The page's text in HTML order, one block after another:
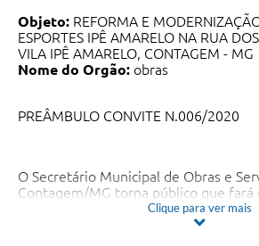
Objeto: REFORMA E
ESPORTES IPÊ AMARELO NA RUA
VILA IPÊ AMARELO, CONTAGEM - MG
Nome do Orgão: obras
PREÂMBULO CONVITE N.006/2020
O Secretário Municipal de Obras e
Contagem/MG torna público que fará
intermédio da Comissão Permanente
às 09:00h (nove horas) do dia 03 de
Clique para ver mais